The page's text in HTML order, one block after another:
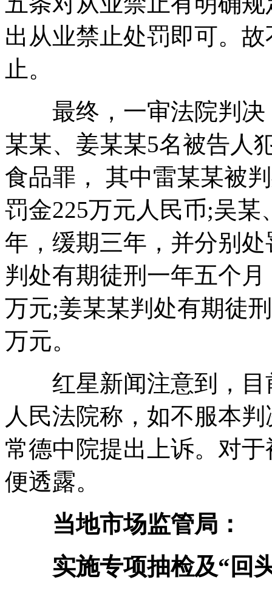
出从业禁止处罚即可。
止。
最终，一审法院判决
某某、姜某某5名被告人
食品罪， 其中雷某某被
罚金225万元人民币;吴
年，缓期三年，并分别
判处有期徒刑一年五个
万元;姜某某判处有期徒
万元。
红星新闻注意到，目
人民法院称，如不服本
常德中院提出上诉。对
便透露。
当地市场监管局：
实施专项抽检及“回